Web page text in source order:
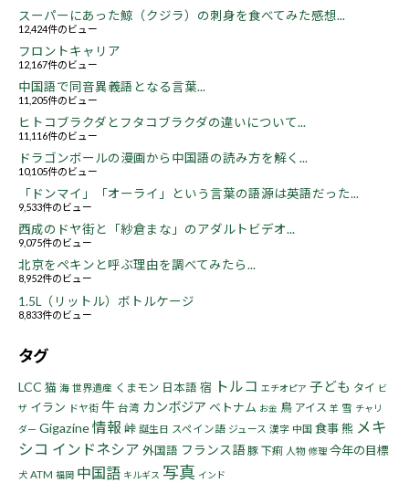
スーパーにあった鯨（クジラ）の刺身を食べてみた感想...
12,424件のビュー
フロントキャリア
12,167件のビュー
中国語で同音異義語となる言葉...
11,205件のビュー
ヒトコブラクダとフタコブラクダの違いについて...
11,116件のビュー
ドラゴンボールの漫画から中国語の読み方を解く...
10,105件のビュー
「ドンマイ」「オーライ」という言葉の語源は英語だった...
9,533件のビュー
西成のドヤ街と「紗倉まな」のアダルトビデオ...
9,075件のビュー
北京をペキンと呼ぶ理由を調べてみたら...
8,952件のビュー
1.5L（リットル）ボトルケージ
8,833件のビュー
タグ
LCC 猫 海 世界遺産 くまモン 日本語 宿 トルコ エチオピア 子ども タイ ビ
ザ イラン ドヤ街 牛 台湾 カンボジア ベトナム お金 鳥 アイス 羊 雪 チャリ
ダー Gigazine情報 峠 誕生日 スペイン語 ジュース 漢字 中国 食事熊 メキ
シコ インドネシア 外国語 フランス語 豚 下痢 人物 修理 今年の目標
犬 ATM 福岡 中国語 キルギス 写真 インド